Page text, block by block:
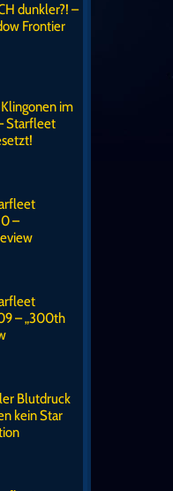
dunkler?! –
Frontier
im
Starfleet
–
– „300th
Blutdruck
kein Star